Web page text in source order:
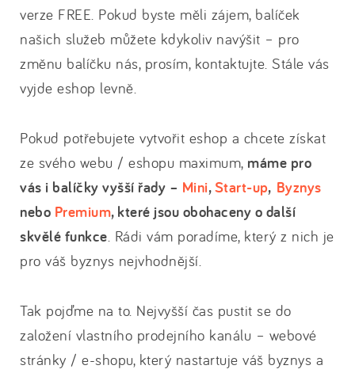
verze FREE. Pokud byste měli zájem, balíček
našich služeb můžete kdykoliv navýšit – pro
změnu balíčku nás, prosím, kontaktujte. Stále vás
vyjde eshop levně.
Pokud potřebujete vytvořit eshop a chcete získat
ze svého webu / eshopu maximum, máme pro
vás i balíčky vyšší řady – Mini,Start-up, Byznys
nebo Premium, které jsou obohaceny o další
skvělé funkce . Rádi vám poradíme, který z nich je
pro váš byznys nejvhodnější.
Tak pojďme na to. Nejvyšší čas pustit se do
založení vlastního prodejního kanálu – webové
stránky / e-shopu, který nastartuje váš byznys a